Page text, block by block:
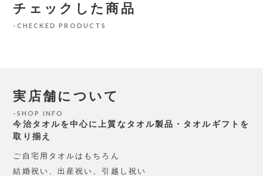
チェックした商品
CHECKED PRODUCTS
実店舗について
SHOP INFO
今治タオルを中心に上質なタオル製品・タオルギフトを
取り揃え
ご自宅用タオルはもちろん
結婚祝い、出産祝い、引越し祝い